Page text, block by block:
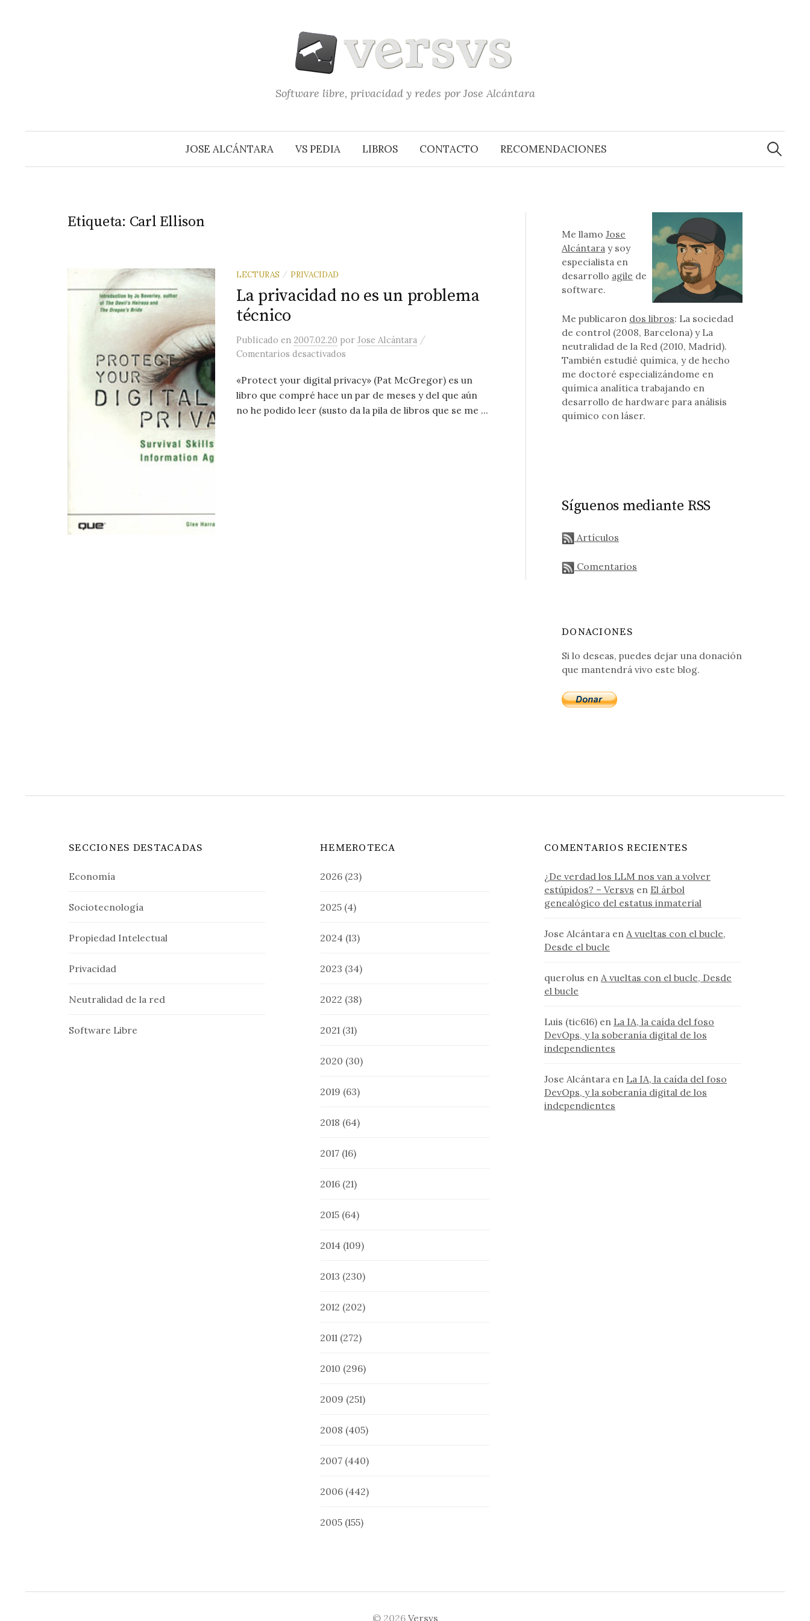
Software libre, privacidad y redes por Jose Alcántara
JOSE ALCÁNTARA VS PEDIA LIBROS CONTACTO RECOMENDACIONES
Buscar:
Etiqueta: Carl Ellison
LECTURAS / PRIVACIDAD
La privacidad no es un problema
técnico
Publicado en 2007.02.20 por Jose Alcántara /
Comentarios desactivados
«Protect your digital privacy» (Pat McGregor) es un
libro que compré hace un par de meses y del que aún
no he podido leer (susto da la pila de libros que se me ...
Me llamoJose
Alcántara y soy
especialista en
desarrollo agile de
software.
Me publicaron dos libros: La sociedad
de control (2008, Barcelona) y La
neutralidad de la Red (2010, Madrid).
También estudié química, y de hecho
me doctoré especializándome en
química analítica trabajando en
desarrollo de hardware para análisis
químico con láser.
Síguenos mediante RSS
Artículos
Comentarios
DONACIONES
Si lo deseas, puedes dejar una donación
que mantendrá vivo este blog.
SECCIONES DESTACADAS
Economía
Sociotecnología
Propiedad Intelectual
Privacidad
Neutralidad de la red
Software Libre
HEMEROTECA
2026 (23)
2025 (4)
2024 (13)
2023 (34)
2022 (38)
2021 (31)
2020 (30)
2019 (63)
2018 (64)
2017 (16)
2016 (21)
2015 (64)
2014 (109)
2013 (230)
2012 (202)
2011 (272)
2010 (296)
2009 (251)
2008 (405)
2007 (440)
2006 (442)
2005 (155)
COMENTARIOS RECIENTES
¿De verdad los LLM nos van a volver
estúpidos? – Versvs en El árbol
genealógico del estatus inmaterial
Jose Alcántara en A vueltas con el bucle,
Desde el bucle
querolus en A vueltas con el bucle, Desde
el bucle
Luis (tic616) en La IA, la caída del foso
DevOps, y la soberanía digital de los
independientes
Jose Alcántara en La IA, la caída del foso
DevOps, y la soberanía digital de los
independientes
© 2026 Versvs